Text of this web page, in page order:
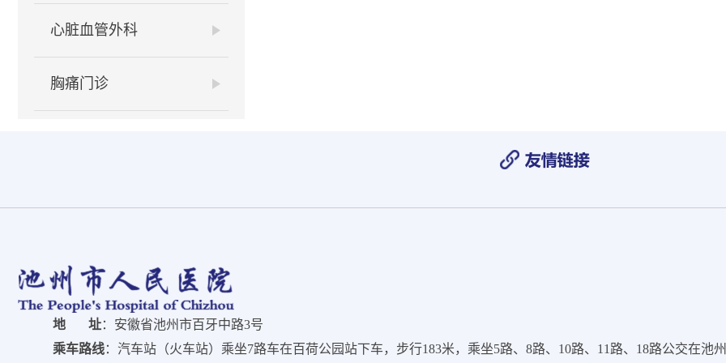
心脏血管外科
胸痛门诊
地 址：安徽省池州市百牙中路3号
乘车路线：汽车站（火车站）乘坐7路车在百荷公园站下车，步行183米，乘坐5路、8路、10路、11路、18路公交在池